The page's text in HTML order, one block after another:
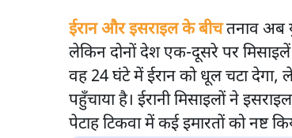
ईरान और इसराइल के बीचतनाव अब
लेकिन दोनों देश एक-दूसरे पर मिसाइलें
वह 24 घंटे में ईरान को धूल चटा देगा,
पहुँचाया है। ईरानी मिसाइलों ने
पेटाह टिकवा में कई इमारतों को नष्ट